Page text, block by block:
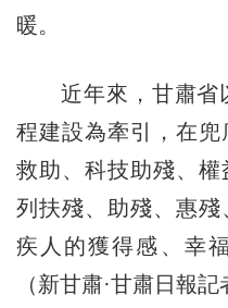
暖。
近年來，甘肅省以
程建設為牽引，在
救助、科技助殘、
列扶殘、助殘、惠
疾人的獲得感、幸
（新甘肅·甘肅日報記